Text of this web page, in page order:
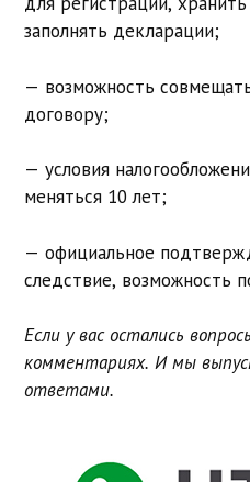
заполнять декларации;
— возможность
договору;
— условия
меняться 10 лет;
— официальное
следствие, возможность
Если у вас остались
комментариях. И мы
ответами.